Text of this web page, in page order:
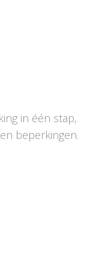
in één stap,
beperkingen.